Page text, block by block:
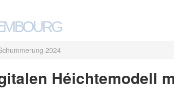
2024
Héichtemodell